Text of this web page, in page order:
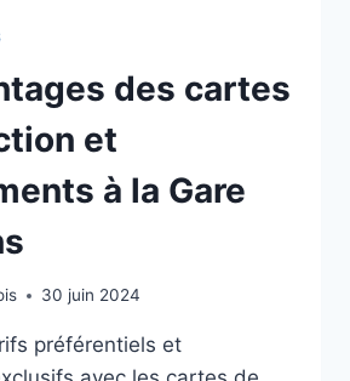
des cartes
et
à la Gare
30 juin 2024
préférentiels et